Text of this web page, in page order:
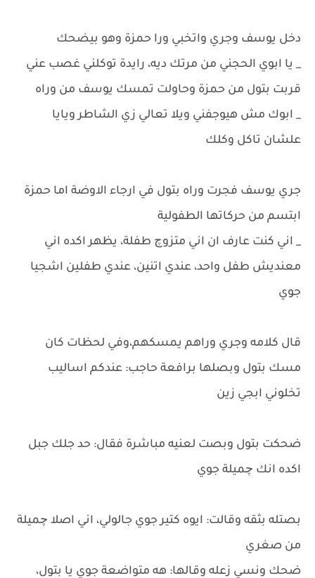
دخل يوسف وجري واتخبي ورا حمزة وهو بيضحك
_ يا ابوي الحجني من مرتك ديه، رايدة توكلني غصب عني
قربت بتول من حمزة وحاولت تمسك يوسف من وراه
_ ابوك مش هيوجفني ويلا تعالي زي الشاطر ويايا
علشان تاكل وكلك
جري يوسف فجرت وراه بتول في ارجاء الاوضة اما حمزة
ابتسم من حركاتها الطفولية
_ اني كنت عارف ان اني متزوچ طفلة، يظهر اكده اني
معنديش طفل واحد، عندي اتنين، عندي طفلين اشجيا
جوي
قال كلامه وجري وراهم يمسكهم،وفي لحظات كان
مسك بتول وبصلها برافعة حاجب: عندكم اساليب
تخلوني ابجي زين
ضحكت بتول وبصت لعنيه مباشرة فقال: حد جلك جبل
اكده انك چميلة جوي
بصتله بثقه وقالت: ايوه كتير جوي جالولي، اني اصلا چميلة
من صغري
ضحك ونسي زعله وقالها: هه متواضعة جوي يا بتول،